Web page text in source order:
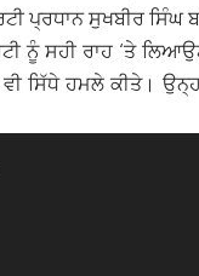
ਪ੍ਰਧਾਨ ਸੁਖਬੀਰ ਸਿੰਘ
ਨੂੰ ਸਹੀ ਰਾਹ ‘ਤੇ
ਸਿੱਧੇ ਹਮਲੇ ਕੀਤੇ।